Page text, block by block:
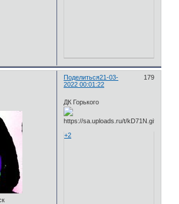
Поделиться 179
21-03-
2022 00:01:22
ДК Горького
+2